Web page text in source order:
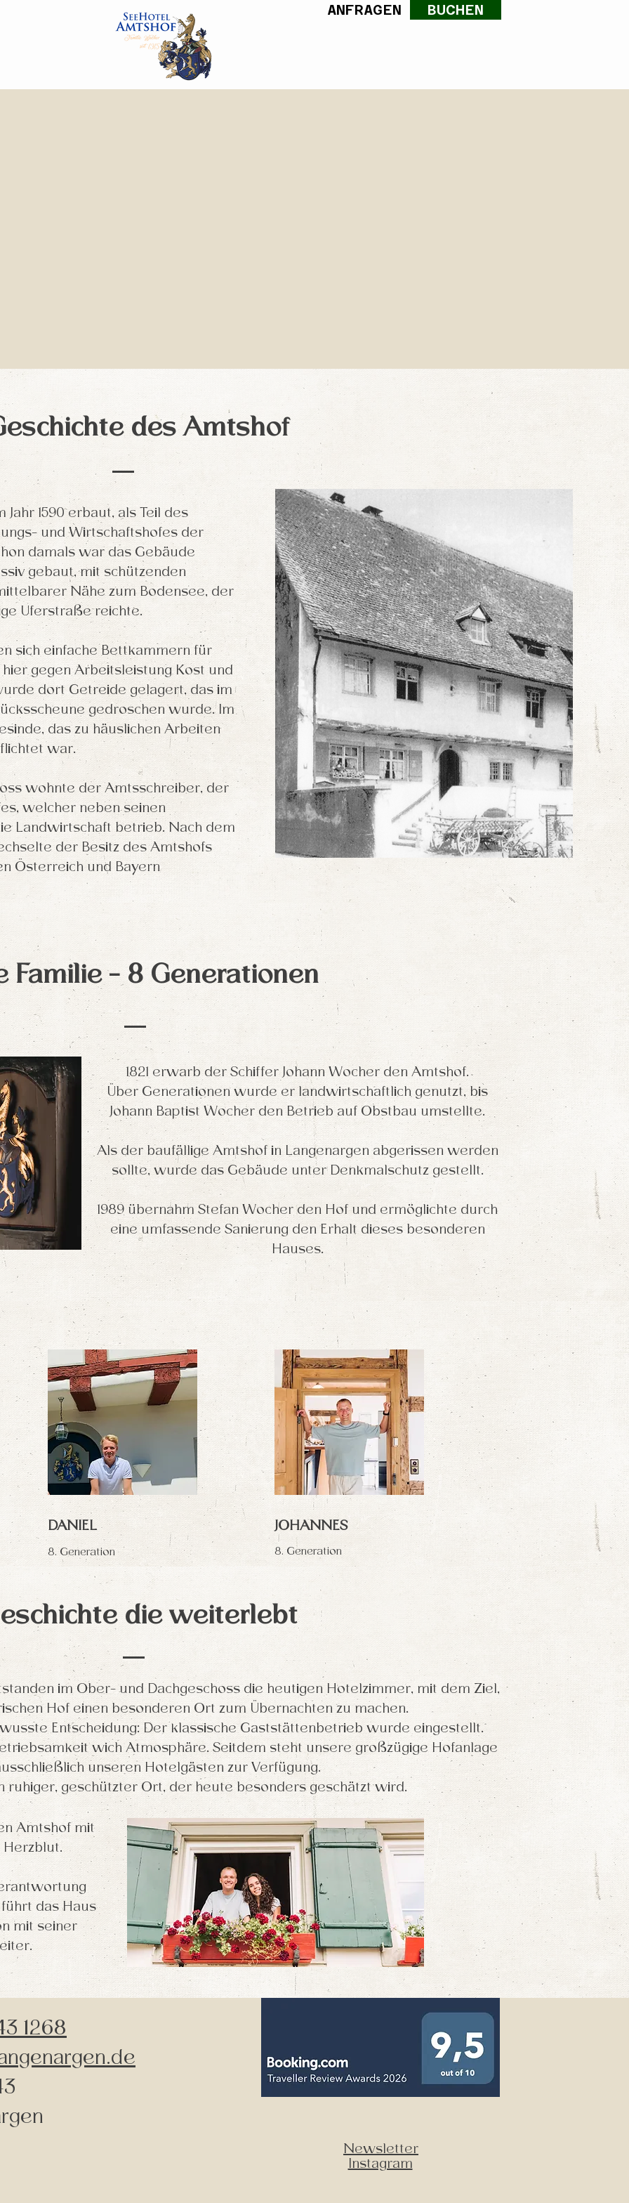
ANFRAGEN BUCHEN
des Amtshof
1590 erbaut, als Teil des
und Wirtschaftshofes der
damals war das Gebäude
gebaut, mit schützenden
Nähe zum Bodensee, der
Uferstraße reichte.
sich einfache Bettkammern für
gegen Arbeitsleistung Kost und
dort Getreide gelagert, das im
gedroschen wurde. Im
das zu häuslichen Arbeiten
war.
wohnte der Amtsschreiber, der
welcher neben seinen
Landwirtschaft betrieb. Nach dem
der Besitz des Amtshofs
Österreich und Bayern
Familie - 8 Generationen
1821 erwarb der Schiffer Johann Wocher den Amtshof.
Über Generationen wurde er landwirtschaftlich genutzt, bis
Johann Baptist Wocher den Betrieb auf Obstbau umstellte.
Als der baufällige Amtshof in Langenargen abgerissen werden
sollte, wurde das Gebäude unter Denkmalschutz gestellt.
1989 übernahm Stefan Wocher den Hof und ermöglichte durch
eine umfassende Sanierung den Erhalt dieses besonderen
Hauses.
DANIEL JOHANNES
8. Generation
8. Generation
die weiterlebt
im Ober- und Dachgeschoss die heutigen Hotelzimmer, mit dem Ziel,
Hof einen besonderen Ort zum Übernachten zu machen.
Entscheidung: Der klassische Gaststättenbetrieb wurde eingestellt.
wich Atmosphäre. Seitdem steht unsere großzügige Hofanlage
unseren Hotelgästen zur Verfügung.
ruhiger, geschützter Ort, der heute besonders geschätzt wird.
Amtshof mit
das Haus
mit seiner
1268
Newsletter
Instagram